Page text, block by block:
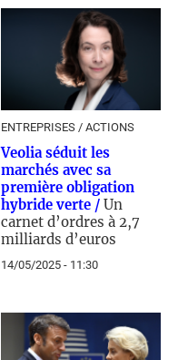
ENTREPRISES / ACTIONS
Veolia séduit les
marchés avec sa
première obligation
hybride verte / Un
carnet d’ordres à 2,7
milliards d’euros
14/05/2025 - 11:30